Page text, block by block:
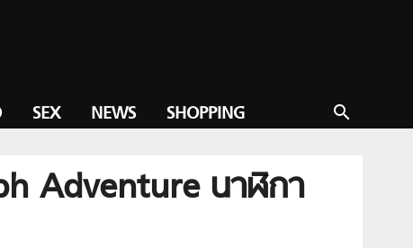
search
SEX NEWS SHOPPING
Adventure นาฬิกา